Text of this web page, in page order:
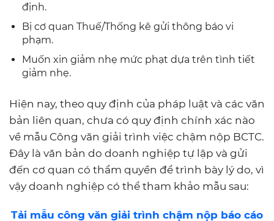
định.
Bị cơ quan Thuế/Thống kê gửi thông báo vi
phạm.
Muốn xin giảm nhẹ mức phạt dựa trên tình tiết
giảm nhẹ.
Hiện nay, theo quy định của pháp luật và các văn
bản liên quan, chưa có quy định chính xác nào
về mẫu Công văn giải trình việc chậm nộp BCTC.
Đây là văn bản do doanh nghiệp tự lập và gửi
đến cơ quan có thẩm quyền để trình bày lý do, vì
vậy doanh nghiệp có thể tham khảo mẫu sau:
Tải mẫu công văn giải trình chậm nộp báo cáo